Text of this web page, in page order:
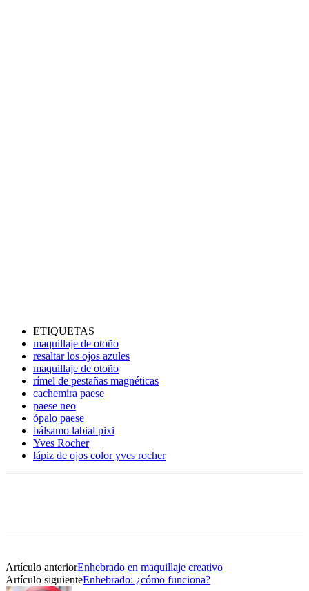
ETIQUETAS
maquillaje de otoño
resaltar los ojos azules
maquillaje de otoño
rímel de pestañas magnéticas
cachemira paese
paese neo
ópalo paese
bálsamo labial pixi
Yves Rocher
lápiz de ojos color yves rocher
Artículo anteriorEnhebrado en maquillaje creativo
Artículo siguienteEnhebrado: ¿cómo funciona?